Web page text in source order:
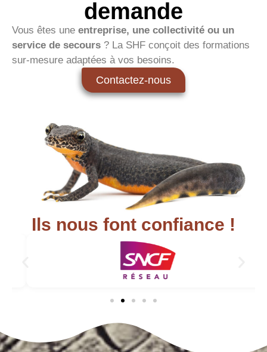
demande
Vous êtes une entreprise, une collectivité ou un
service de secours ? La SHF conçoit des formations
sur-mesure adaptées à vos besoins.
Contactez-nous
Ils nous font confiance !